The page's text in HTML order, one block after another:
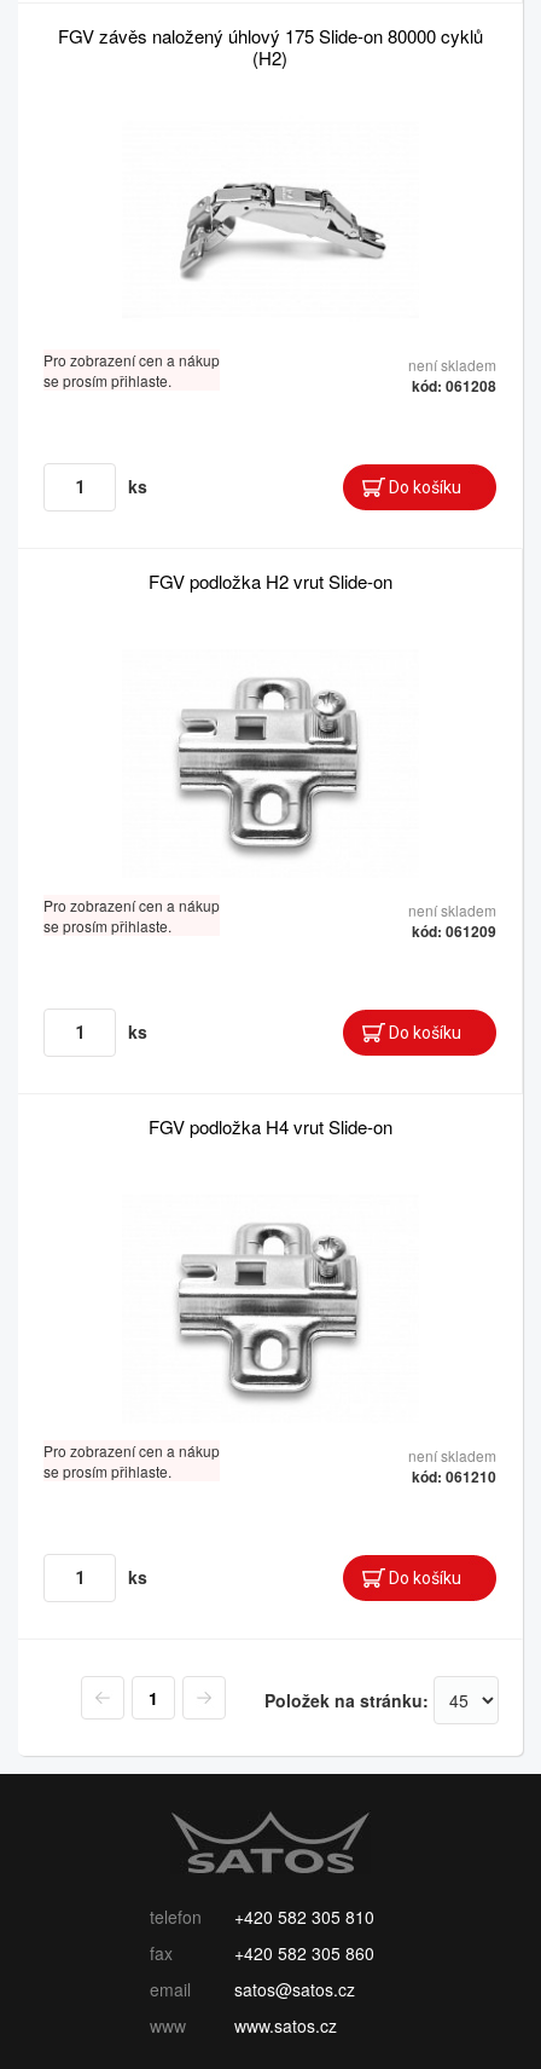
FGV závěs naložený úhlový 175 Slide-on 80000 cyklů
(H2)
Pro zobrazení cen a nákup
se prosím přihlaste.
není skladem
kód: 061208
ks
FGV podložka H2 vrut Slide-on
Pro zobrazení cen a nákup
se prosím přihlaste.
není skladem
kód: 061209
ks
FGV podložka H4 vrut Slide-on
Pro zobrazení cen a nákup
se prosím přihlaste.
není skladem
kód: 061210
ks
1 Položek na stránku:
telefon
+420 582 305 810
fax
+420 582 305 860
email
satos@satos.cz
www
www.satos.cz